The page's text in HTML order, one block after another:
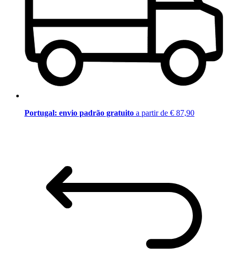
Portugal: envio padrão gratuito a partir de € 87,90